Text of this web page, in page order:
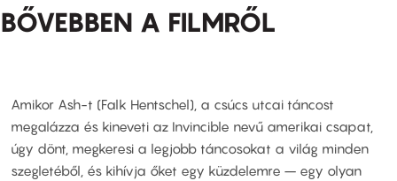
BŐVEBBEN A FILMRŐL
Amikor Ash-t (Falk Hentschel), a csúcs utcai táncost
megalázza és kineveti az Invincible nevű amerikai csapat,
úgy dönt, megkeresi a legjobb táncosokat a világ minden
szegletéből, és kihívja őket egy küzdelemre – egy olyan